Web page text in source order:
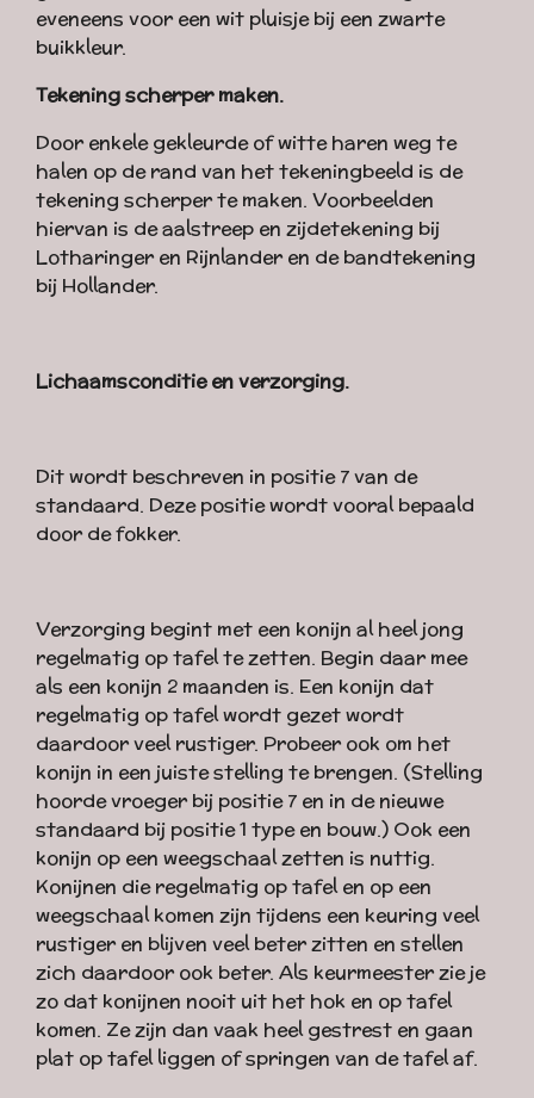
eveneens voor een wit pluisje bij een zwarte
buikkleur.
Tekening scherper maken.
Door enkele gekleurde of witte haren weg te
halen op de rand van het tekeningbeeld is de
tekening scherper te maken. Voorbeelden
hiervan is de aalstreep en zijdetekening bij
Lotharinger en Rijnlander en de bandtekening
bij Hollander.
Lichaamsconditie en verzorging.
Dit wordt beschreven in positie 7 van de
standaard. Deze positie wordt vooral bepaald
door de fokker.
Verzorging begint met een konijn al heel jong
regelmatig op tafel te zetten. Begin daar mee
als een konijn 2 maanden is. Een konijn dat
regelmatig op tafel wordt gezet wordt
daardoor veel rustiger. Probeer ook om het
konijn in een juiste stelling te brengen. (Stelling
hoorde vroeger bij positie 7 en in de nieuwe
standaard bij positie 1 type en bouw.) Ook een
konijn op een weegschaal zetten is nuttig.
Konijnen die regelmatig op tafel en op een
weegschaal komen zijn tijdens een keuring veel
rustiger en blijven veel beter zitten en stellen
zich daardoor ook beter. Als keurmeester zie je
zo dat konijnen nooit uit het hok en op tafel
komen. Ze zijn dan vaak heel gestrest en gaan
plat op tafel liggen of springen van de tafel af.